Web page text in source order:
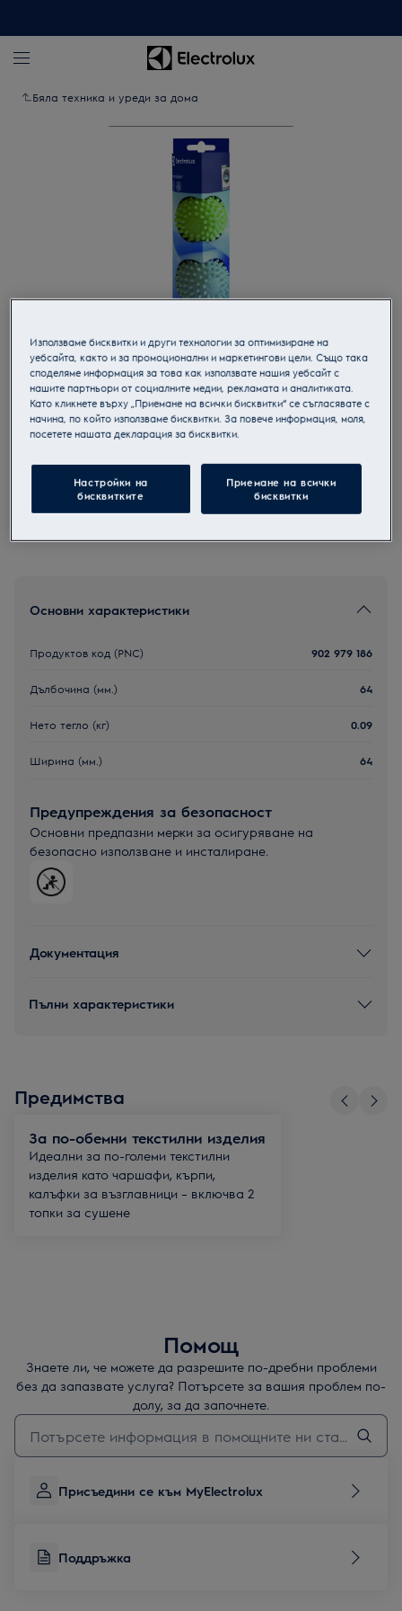
Бяла техника и уреди за дома
Кликнете, за да увеличите.
EDBALL
Топки за сушилня
Основни характеристики
Продуктов код (PNC) 902 979 186
Дълбочина (мм.) 64
Нето тегло (кг) 0.09
Ширина (мм.) 64
Предупреждения за безопасност
Основни предпазни мерки за осигуряване на
безопасно използване и инсталиране.
Документация
Пълни характеристики
Предимства
За по-обемни текстилни изделия
Идеални за по-големи текстилни
изделия като чаршафи, кърпи,
калъфки за възглавници – включва 2
топки за сушене
Помощ
Знаете ли, че можете да разрешите по-дребни проблеми
без да запазвате услуга? Потърсете за вашия проблем по-
долу, за да започнете.
Въведете текст за да потърсите статии за поддръжка
Присъедини се към MyElectrolux
Поддръжка
Използваме бисквитки и други технологии за оптимизиране на
уебсайта, както и за промоционални и маркетингови цели. Също така
споделяме информация за това как използвате нашия уебсайт с
нашите партньори от социалните медии, рекламата и аналитиката.
Като кликнете върху „Приемане на всички бисквитки“ се съгласявате с
начина, по който използваме бисквитки. За повече информация, моля,
посетете нашата декларация за бисквитки.
Настройки на
бисквитките
Приемане на всички
бисквитки